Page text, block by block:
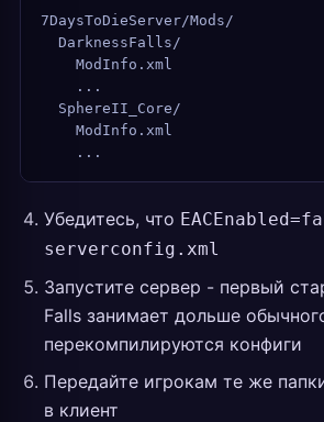
7DaysToDieServer/Mods/
  DarknessFalls/
    ModInfo.xml
    ...
  SphereII_Core/
    ModInfo.xml
    ...
Убедитесь, что
serverconfig.xml
Запустите сервер - первый
Falls занимает дольше
перекомпилируются конфиги
Передайте игрокам те же
в клиент